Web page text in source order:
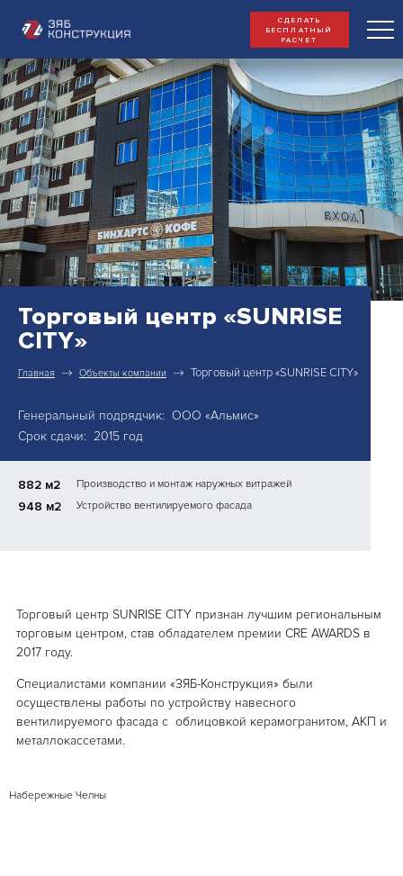
СДЕЛАТЬ
БЕСПЛАТНЫЙ
РАСЧЕТ
Торговый центр «SUNRISE
CITY»
Главная Объекты компании Торговый центр «SUNRISE CITY»
Генеральный подрядчик: ООО «Альмис»
Срок сдачи: 2015 год
882 м2 Производство и монтаж наружных витражей
948 м2 Устройство вентилируемого фасада
Торговый центр SUNRISE CITY признан лучшим региональным
торговым центром, став обладателем премии CRE AWARDS в
2017 году.
Специалистами компании «ЗЯБ-Конструкция» были
осуществлены работы по устройству навесного
вентилируемого фасада с облицовкой керамогранитом, АКП и
металлокассетами.
Набережные Челны